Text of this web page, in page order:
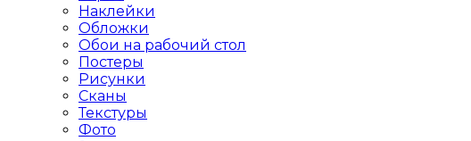
Наклейки
Обложки
Обои на рабочий стол
Постеры
Рисунки
Сканы
Текстуры
Фото